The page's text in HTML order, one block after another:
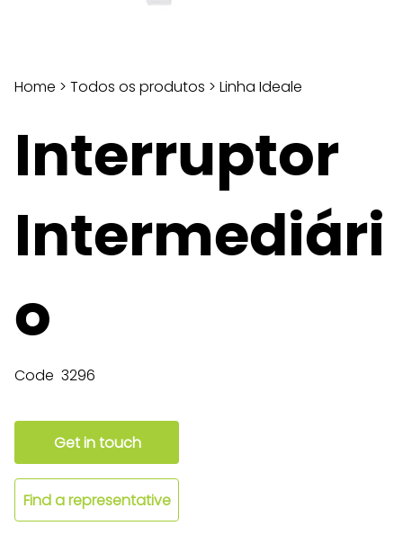
Home > Todos os produtos > Linha Ideale
Interruptor
Intermediári
o
Code 3296
Get in touch
Find a representative